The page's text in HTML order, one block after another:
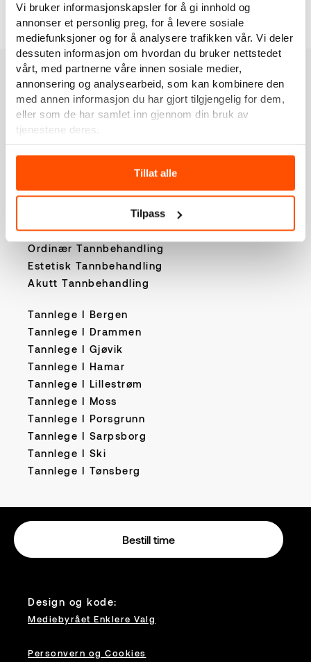
Vi bruker informasjonskapsler for å gi innhold og
annonser et personlig preg, for å levere sosiale
mediefunksjoner og for å analysere trafikken vår. Vi deler
dessuten informasjon om hvordan du bruker nettstedet
vårt, med partnerne våre innen sosiale medier,
annonsering og analysearbeid, som kan kombinere den
med annen informasjon du har gjort tilgjengelig for dem,
eller som de har samlet inn gjennom din bruk av
tjenestene deres.
Tillat alle
Tilpass
Kontakt oss
Priser
Ordinær Tannbehandling
Estetisk Tannbehandling
Akutt Tannbehandling
Tannlege I Bergen
Tannlege I Drammen
Tannlege I Gjøvik
Tannlege I Hamar
Tannlege I Lillestrøm
Tannlege I Moss
Tannlege I Porsgrunn
Tannlege I Sarpsborg
Tannlege I Ski
Tannlege I Tønsberg
Bestill time
Design og kode:
Mediebyrået Enklere Valg
Personvern og Cookies